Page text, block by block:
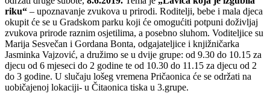
riku“ – upoznavanje zvukova u prirodi. Roditelji, bebe i mala djeca
okupit će se u Gradskom parku koji će omogućiti potpuni doživljaj
zvukova prirode raznim osjetilima, a posebno sluhom. Voditeljice su
Marija Sesvečan i Gordana Bonta, odgajateljice i knjižničarka
Jasminka Vajzović, a družimo se u dvije grupe: od 9.30 do 10.15 za
djecu od 6 mjeseci do 2 godine te od 10.30 do 11.15 za djecu od 2
do 3 godine. U slučaju lošeg vremena Pričaonica će se održati na
uobičajenoj lokaciji- u Čitaonica tiska u 3.grupe.